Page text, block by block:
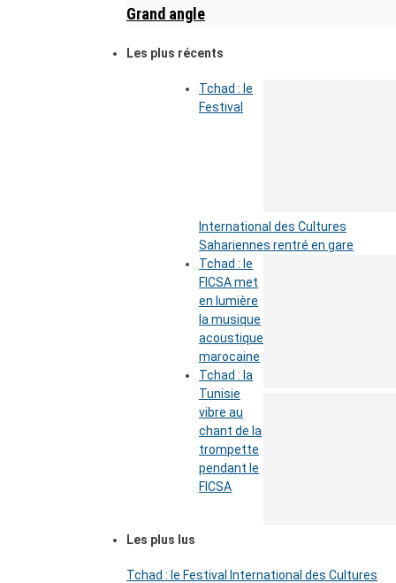
Grand angle
Les plus récents
Tchad : le
Festival
International des Cultures
Sahariennes rentré en gare
Tchad : le
FICSA met
en lumière
la musique
acoustique
marocaine
Tchad : la
Tunisie
vibre au
chant de la
trompette
pendant le
FICSA
Les plus lus
Tchad : le Festival International des Cultures